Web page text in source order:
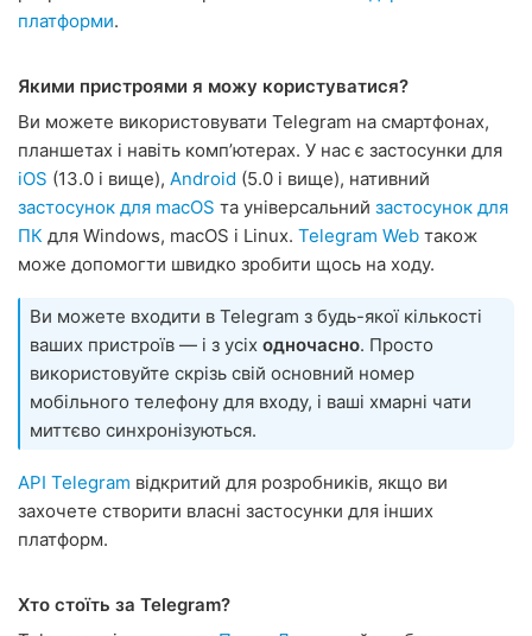
платформи.
Якими пристроями я можу користуватися?
Ви можете використовувати Telegram на смартфонах,
планшетах і навіть компʼютерах. У нас є застосунки для
iOS (13.0 і вище), Android (5.0 і вище), нативний
застосунок для macOS та універсальний застосунок для
ПК для Windows, macOS і Linux. Telegram Web також
може допомогти швидко зробити щось на ходу.
Ви можете входити в Telegram з будь-якої кількості
ваших пристроїв — і з усіх одночасно. Просто
використовуйте скрізь свій основний номер
мобільного телефону для входу, і ваші хмарні чати
миттєво синхронізуються.
API Telegram відкритий для розробників, якщо ви
захочете створити власні застосунки для інших
платформ.
Хто стоїть за Telegram?